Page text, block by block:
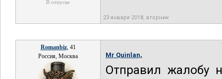
В отпуске
23 января 2018, вторник
Romanbiz, 41
Россия, Москва
Mr Quinlan,
Отправил жалобу